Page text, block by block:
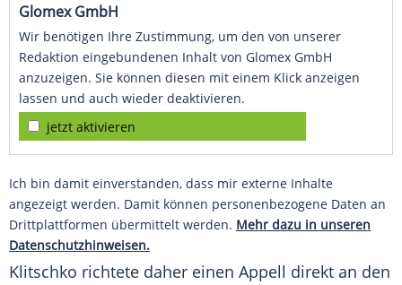
Glomex GmbH
Wir benötigen Ihre Zustimmung, um den von unserer
Redaktion eingebundenen Inhalt von Glomex GmbH
anzuzeigen. Sie können diesen mit einem Klick anzeigen
lassen und auch wieder deaktivieren.
jetzt aktivieren
Ich bin damit einverstanden, dass mir externe Inhalte
angezeigt werden. Damit können personenbezogene Daten an
Drittplattformen übermittelt werden. Mehr dazu in unseren
Datenschutzhinweisen.
Klitschko richtete daher einen Appell direkt an den